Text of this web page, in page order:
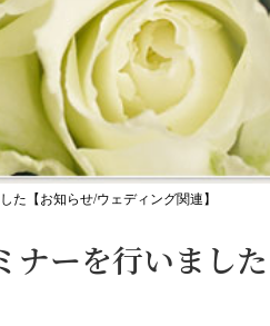
た【お知らせ/ウェディング関連】
ナーを行いまし